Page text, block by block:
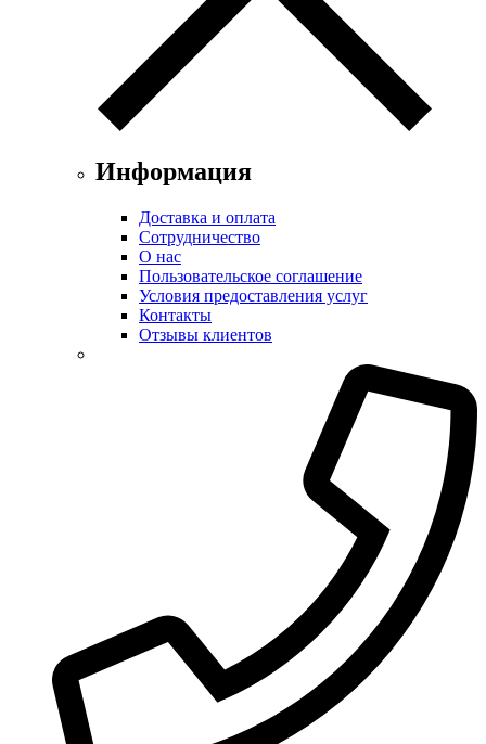
Информация
Доставка и оплата
Сотрудничество
О нас
Пользовательское соглашение
Условия предоставления услуг
Контакты
Отзывы клиентов